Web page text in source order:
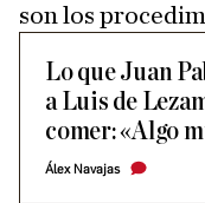
son los
Lo que Juan
a Luis de
comer: «Algo
Álex Navajas